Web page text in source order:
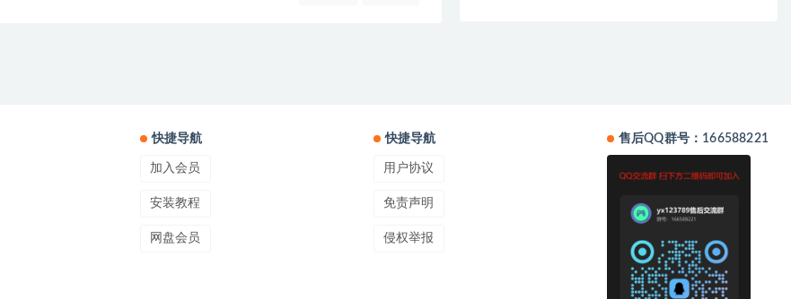
快捷导航
加入会员
安装教程
网盘会员
快捷导航
用户协议
免责声明
侵权举报
售后QQ群号：166588221